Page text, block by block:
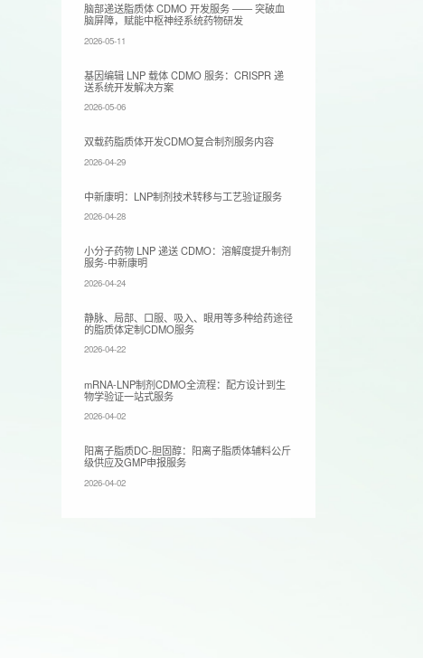
脑部递送脂质体 CDMO 开发服务 —— 突破血
脑屏障，赋能中枢神经系统药物研发
2026-05-11
基因编辑 LNP 载体 CDMO 服务：CRISPR 递
送系统开发解决方案
2026-05-06
双载药脂质体开发CDMO复合制剂服务内容
2026-04-29
​中新康明：LNP制剂技术转移与工艺验证服务
2026-04-28
小分子药物 LNP 递送 CDMO：溶解度提升制剂
服务-中新康明
2026-04-24
静脉、局部、口服、吸入、眼用等多种给药途径
的脂质体定制CDMO服务
2026-04-22
mRNA-LNP制剂CDMO全流程：配方设计到生
物学验证一站式服务
2026-04-02
阳离子脂质DC-胆固醇：阳离子脂质体辅料公斤
级供应及GMP申报服务
2026-04-02